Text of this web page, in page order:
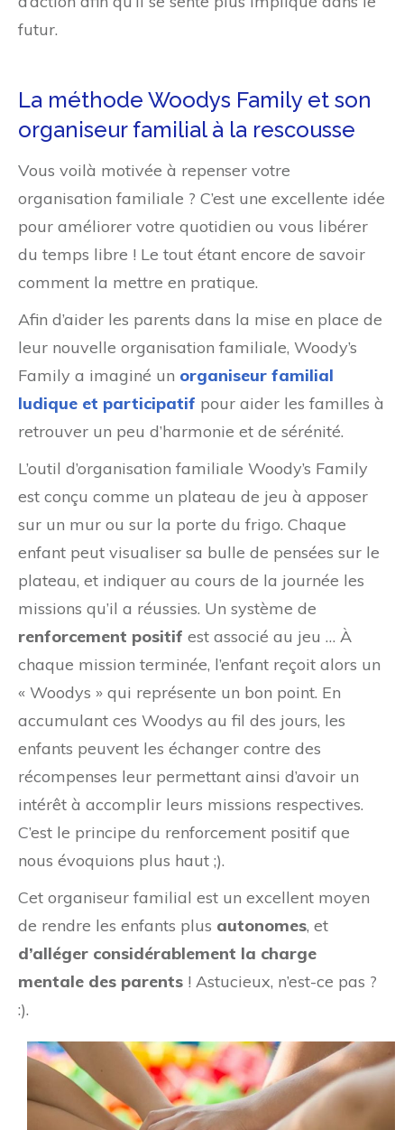
futur.
La méthode Woodys Family et son
organiseur familial à la rescousse
Vous voilà motivée à repenser votre
organisation familiale ? C’est une excellente idée
pour améliorer votre quotidien ou vous libérer
du temps libre ! Le tout étant encore de savoir
comment la mettre en pratique.
Afin d’aider les parents dans la mise en place de
leur nouvelle organisation familiale, Woody’s
Family a imaginé un organiseur familial
ludique et participatif pour aider les familles à
retrouver un peu d’harmonie et de sérénité.
L’outil d’organisation familiale Woody’s Family
est conçu comme un plateau de jeu à apposer
sur un mur ou sur la porte du frigo. Chaque
enfant peut visualiser sa bulle de pensées sur le
plateau, et indiquer au cours de la journée les
missions qu’il a réussies. Un système de
renforcement positif est associé au jeu … À
chaque mission terminée, l’enfant reçoit alors un
« Woodys » qui représente un bon point. En
accumulant ces Woodys au fil des jours, les
enfants peuvent les échanger contre des
récompenses leur permettant ainsi d’avoir un
intérêt à accomplir leurs missions respectives.
C’est le principe du renforcement positif que
nous évoquions plus haut ;).
Cet organiseur familial est un excellent moyen
de rendre les enfants plus autonomes, et
d’alléger considérablement la charge
mentale des parents ! Astucieux, n’est-ce pas ?
:).